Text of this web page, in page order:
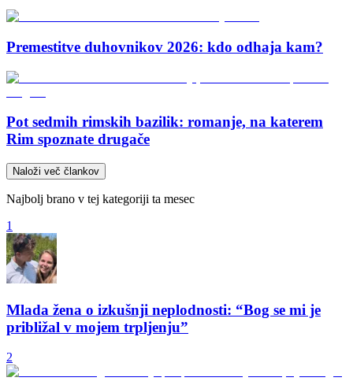
Premestitve duhovnikov 2026: kdo odhaja kam?
Pot sedmih rimskih bazilik: romanje, na katerem
Rim spoznate drugače
Naloži več člankov
Najbolj brano v tej kategoriji ta mesec
1
Mlada žena o izkušnji neplodnosti: “Bog se mi je
približal v mojem trpljenju”
2